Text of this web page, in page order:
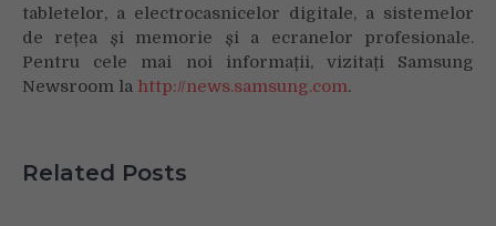
tabletelor, a electrocasnicelor digitale, a sistemelor
de rețea și memorie și a ecranelor profesionale.
Pentru cele mai noi informații, vizitați Samsung
Newsroom la http://news.samsung.com.
Related Posts